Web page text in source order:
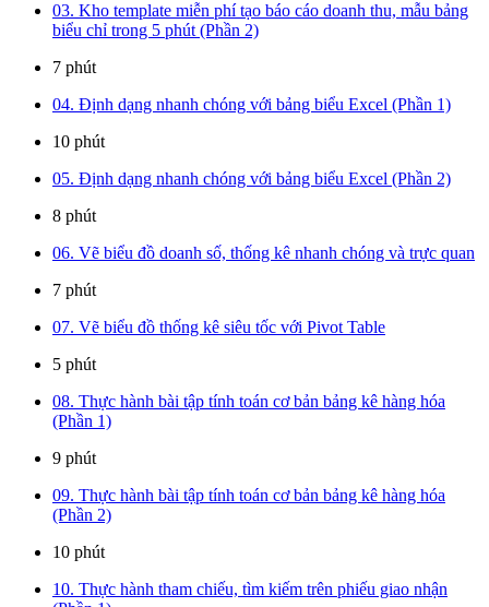
03. Kho template miễn phí tạo báo cáo doanh thu, mẫu bảng
biểu chỉ trong 5 phút (Phần 2)
7 phút
04. Định dạng nhanh chóng với bảng biểu Excel (Phần 1)
10 phút
05. Định dạng nhanh chóng với bảng biểu Excel (Phần 2)
8 phút
06. Vẽ biểu đồ doanh số, thống kê nhanh chóng và trực quan
7 phút
07. Vẽ biểu đồ thống kê siêu tốc với Pivot Table
5 phút
08. Thực hành bài tập tính toán cơ bản bảng kê hàng hóa
(Phần 1)
9 phút
09. Thực hành bài tập tính toán cơ bản bảng kê hàng hóa
(Phần 2)
10 phút
10. Thực hành tham chiếu, tìm kiếm trên phiếu giao nhận